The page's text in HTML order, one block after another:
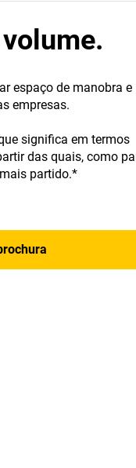
espaço de manobra e
empresas.
significa em termos
das quais, como
partido.*